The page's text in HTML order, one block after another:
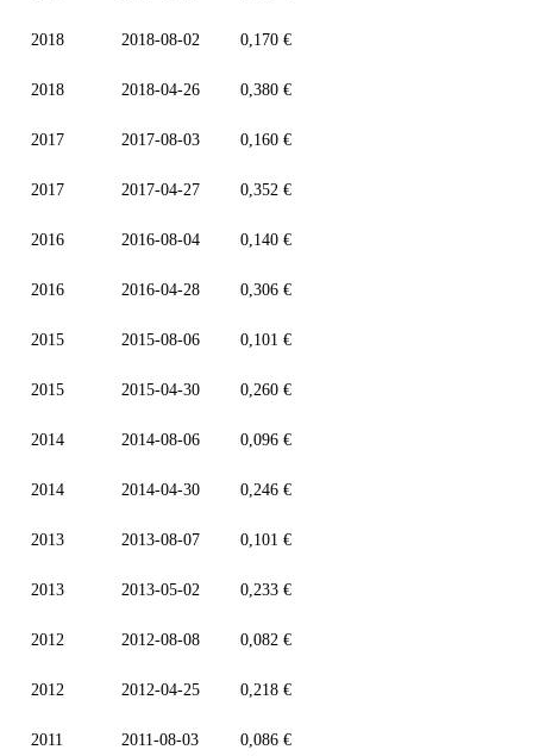
2018 2018-08-02 0,170 €
2018 2018-04-26 0,380 €
2017 2017-08-03 0,160 €
2017 2017-04-27 0,352 €
2016 2016-08-04 0,140 €
2016 2016-04-28 0,306 €
2015 2015-08-06 0,101 €
2015 2015-04-30 0,260 €
2014 2014-08-06 0,096 €
2014 2014-04-30 0,246 €
2013 2013-08-07 0,101 €
2013 2013-05-02 0,233 €
2012 2012-08-08 0,082 €
2012 2012-04-25 0,218 €
2011 2011-08-03 0,086 €